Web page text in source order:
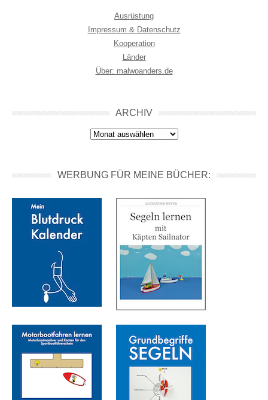
Ausrüstung
Impressum & Datenschutz
Kooperation
Länder
Über: malwoanders.de
ARCHIV
Archiv
WERBUNG FÜR MEINE BÜCHER: